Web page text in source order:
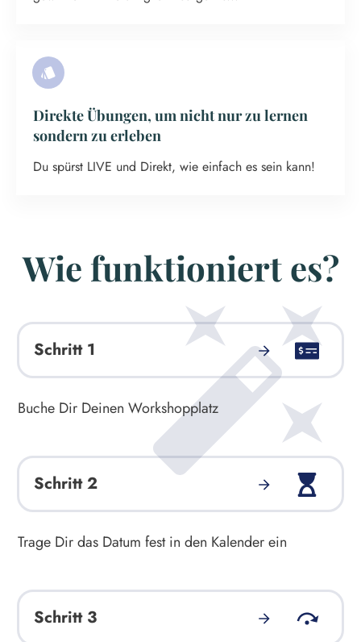
Direkte Übungen, um nicht nur zu lernen
sondern zu erleben
Du spürst LIVE und Direkt, wie einfach es sein kann!
Wie funktioniert es?
Schritt 1
Buche Dir Deinen Workshopplatz
Schritt 2
Trage Dir das Datum fest in den Kalender ein
Schritt 3